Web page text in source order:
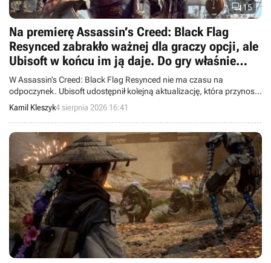
15
Na premierę Assassin’s Creed: Black Flag
Resynced zabrakło ważnej dla graczy opcji, ale
Ubisoft w końcu im ją daje. Do gry właśnie
trafiła duża aktualizacja
W Assassin’s Creed: Black Flag Resynced nie ma czasu na
odpoczynek. Ubisoft udostępnił kolejną aktualizację, która przynosi
szereg usprawnień oraz długą listę poprawek zgłaszanych przez
społeczność.
Kamil Kleszyk4 sierpnia 2026 16:41